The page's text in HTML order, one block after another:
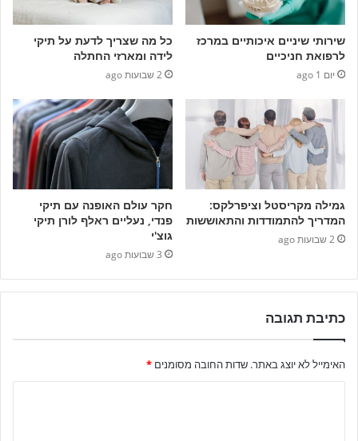
שירותי שיניים איכותיים במרכז
לרפואת חניכיים
יום 1 ago
כל מה שצריך לדעת על תיקי
לידה ומארזי החתלה
2 שבועות ago
גמילה מקריסטל וציפרלקס:
המדריך להתמודדות והתאוששות
2 שבועות ago
חקר עולם האופנה עם תיקי
פנדי, נעליים ראלף לורן תיקי
גוצ'י
3 שבועות ago
כתיבת תגובה
האימייל לא יוצג באתר. שדות החובה מסומנים *